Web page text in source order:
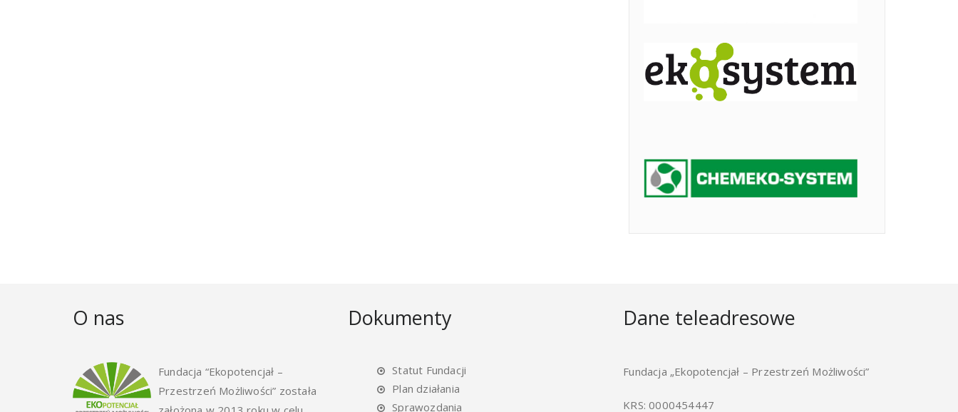
O nas
Fundacja “Ekopotencjał –
Przestrzeń Możliwości” została
Dokumenty
Statut Fundacji
Plan działania
Sprawozdania
Dane teleadresowe
Fundacja „Ekopotencjał – Przestrzeń Możliwości”
KRS: 0000454447